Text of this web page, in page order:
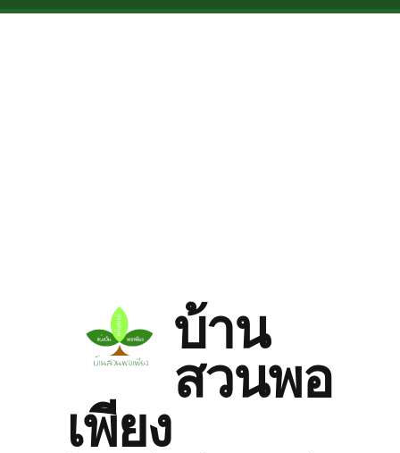
Skip to main content
บ้าน
สวนพอ
เพียง